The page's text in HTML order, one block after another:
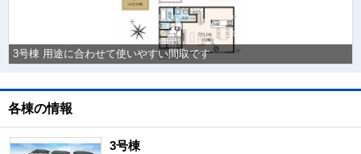
3号棟 用途に合わせて使いやすい間取です
各棟の情報
3号棟